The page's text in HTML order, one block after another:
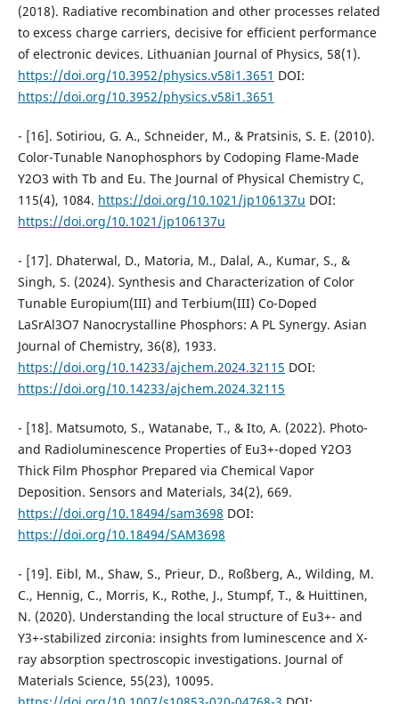
(2018). Radiative recombination and other processes related
to excess charge carriers, decisive for efficient performance
of electronic devices. Lithuanian Journal of Physics, 58(1).
https://doi.org/10.3952/physics.v58i1.3651 DOI:
https://doi.org/10.3952/physics.v58i1.3651
- [16]. Sotiriou, G. A., Schneider, M., & Pratsinis, S. E. (2010).
Color-Tunable Nanophosphors by Codoping Flame-Made
Y2O3 with Tb and Eu. The Journal of Physical Chemistry C,
115(4), 1084. https://doi.org/10.1021/jp106137u DOI:
https://doi.org/10.1021/jp106137u
- [17]. Dhaterwal, D., Matoria, M., Dalal, A., Kumar, S., &
Singh, S. (2024). Synthesis and Characterization of Color
Tunable Europium(III) and Terbium(III) Co-Doped
LaSrAl3O7 Nanocrystalline Phosphors: A PL Synergy. Asian
Journal of Chemistry, 36(8), 1933.
https://doi.org/10.14233/ajchem.2024.32115 DOI:
https://doi.org/10.14233/ajchem.2024.32115
- [18]. Matsumoto, S., Watanabe, T., & Ito, A. (2022). Photo-
and Radioluminescence Properties of Eu3+-doped Y2O3
Thick Film Phosphor Prepared via Chemical Vapor
Deposition. Sensors and Materials, 34(2), 669.
https://doi.org/10.18494/sam3698 DOI:
https://doi.org/10.18494/SAM3698
- [19]. Eibl, M., Shaw, S., Prieur, D., Roßberg, A., Wilding, M.
C., Hennig, C., Morris, K., Rothe, J., Stumpf, T., & Huittinen,
N. (2020). Understanding the local structure of Eu3+- and
Y3+-stabilized zirconia: insights from luminescence and X-
ray absorption spectroscopic investigations. Journal of
Materials Science, 55(23), 10095.